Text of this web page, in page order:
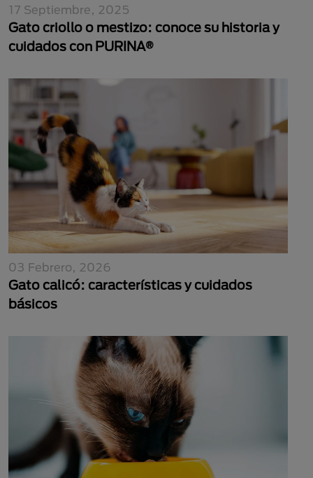
17 Septiembre, 2025
Gato criollo o mestizo: conoce su historia y
cuidados con PURINA®
03 Febrero, 2026
Gato calicó: características y cuidados
básicos